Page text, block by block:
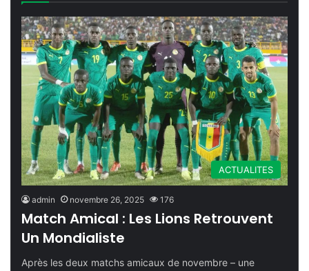
ACTUALITES
admin novembre 26, 2025 176
Match Amical : Les Lions Retrouvent
Un Mondialiste
Après les deux matchs amicaux de novembre – une